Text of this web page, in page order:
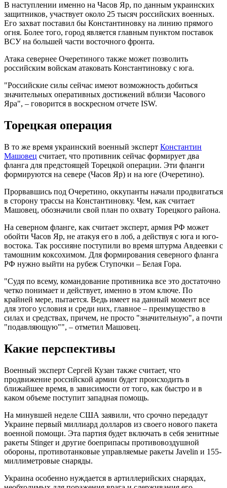
В наступлении именно на Часов Яр, по данным украинских
защитников, участвует около 25 тысяч российских военных.
Его захват поставил бы Константиновку на линию прямого
огня. Более того, город является главным пунктом поставок
ВСУ на большей части восточного фронта.
Атака севернее Очеретиного также может позволить
российским войскам атаковать Константиновку с юга.
"Российские силы сейчас имеют возможность добиться
значительных оперативных достижений вблизи Часового
Яра", – говорится в воскресном отчете ISW.
Торецкая операция
В то же время украинский военный эксперт Константин
Машовец считает, что противник сейчас формирует два
фланга для предстоящей Торецкой операции. Эти фланги
формируются на севере (Часов Яр) и на юге (Очеретино).
Прорвавшись под Очеретино, оккупанты начали продвигаться
в сторону трассы на Константиновку. Чем, как считает
Машовец, обозначили свой план по охвату Торецкого района.
На северном фланге, как считает эксперт, армия РФ может
обойти Часов Яр, не атакуя его в лоб, а действуя с юга и юго-
востока. Так россияне поступили во время штурма Авдеевки с
тамошним коксохимом. Для формирования северного фланга
РФ нужно выйти на рубеж Ступочки – Белая Гора.
"Судя по всему, командование противника все это достаточно
четко понимает и действует, именно в этом ключе. По
крайней мере, пытается. Ведь имеет на данный момент все
для этого условия и среди них, главное – преимущество в
силах и средствах, причем, не просто "значительную", а почти
"подавляющую"", – отметил Машовец.
Какие перспективы
Военный эксперт Сергей Кузан также считает, что
продвижение российской армии будет происходить в
ближайшее время, в зависимости от того, как быстро и в
каком объеме поступит западная помощь.
На минувшей неделе США заявили, что срочно передадут
Украине первый миллиард долларов из своего нового пакета
военной помощи. Эта партия будет включать в себя зенитные
ракеты Stinger и другие боеприпасы противовоздушной
обороны, противотанковые управляемые ракеты Javelin и 155-
миллиметровые снаряды.
Украина особенно нуждается в артиллерийских снарядах,